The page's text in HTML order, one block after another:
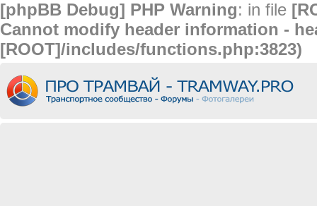
[phpBB Debug] PHP Warning: in file
Cannot modify header information -
[ROOT]/includes/functions.php:3823)